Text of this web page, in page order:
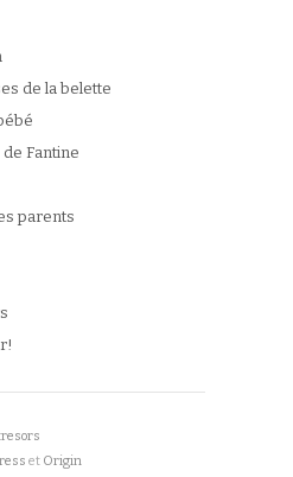
de la belette
Fantine
parents
et Origin